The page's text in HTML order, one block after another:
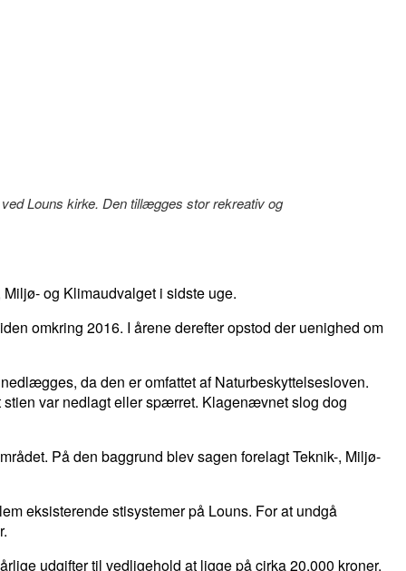
Louns kirke. Den tillægges stor rekreativ og
og Klimaudvalget i sidste uge.
omkring 2016. I årene derefter opstod der uenighed om
da den er omfattet af Naturbeskyttelsesloven.
var nedlagt eller spærret. Klagenævnet slog dog
På den baggrund blev sagen forelagt Teknik-, Miljø-
eksisterende stisystemer på Louns. For at undgå
udgifter til vedligehold at ligge på cirka 20.000 kroner.